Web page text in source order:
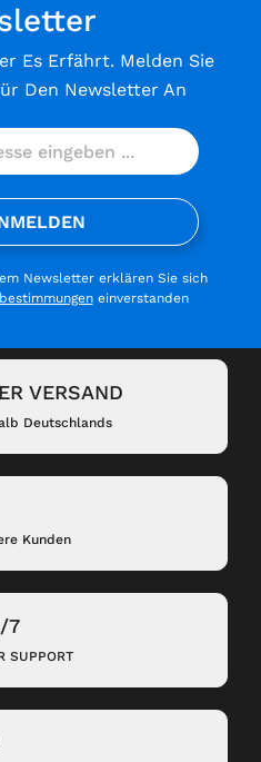
Es Erfährt. Melden Sie
Den Newsletter An
Newsletter erklären Sie sich
einverstanden
VERSAND
Deutschlands
Kunden
7
SUPPORT